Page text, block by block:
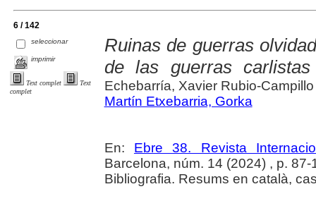
6 / 142
seleccionar
imprimir
Text complet
Text
complet
Ruinas de guerras
de las guerras
Echebarría, Xavier Rubio-Campillo
Martín Etxebarria, Gorka
En: Ebre 38. Revista
Barcelona, núm. 14 (2024) , p. 87-
Bibliografia. Resums en català,